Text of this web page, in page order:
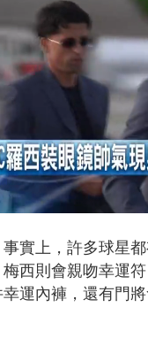
Loaded
35.47%
實上，許多球星
西則會親吻幸運
運內褲，還有門